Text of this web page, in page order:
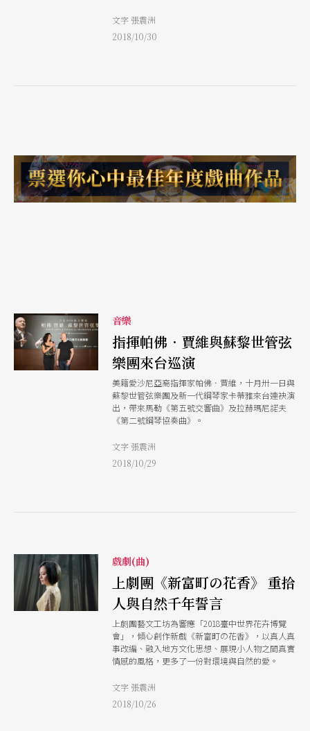
文字 張震洲
2018/10/30
音樂
指揮帕佛．賈維與蘇黎世管弦
樂團來台巡演
美籍愛沙尼亞裔指揮家帕佛．賈維，十月卅一日與
蘇黎世管弦樂團及新一代鋼琴家卡蒂雅來台連袂演
出，帶來馬勒《第五號交響曲》及拉赫瑪尼諾夫
《第二號鋼琴協奏曲》。
文字 張震洲
2018/10/29
戲劇(曲)
上劇團《新富町の花香》 重拾
人與自然千年誓言
上劇團藝文工坊為響應「2018臺中世界花卉博覽
會」，傾心創作新戲《新富町の花香》，以真人真
事改編、融入地方文化思想、展現小人物之間真實
情感的風格，更多了一份對環境與自然的愛。
文字 張震洲
2018/10/26